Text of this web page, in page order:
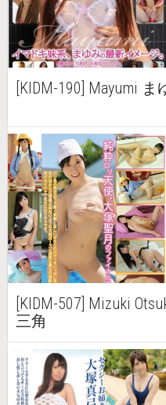
[KIDM-190] Mayumi
[KIDM-507] Mizuki
三角